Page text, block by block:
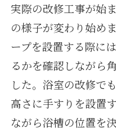
実際の改修工事が始
の様子が変わり始め
ープを設置する際に
るかを確認しながら
した。浴室の改修で
高さに手すりを設置
ながら浴槽の位置を